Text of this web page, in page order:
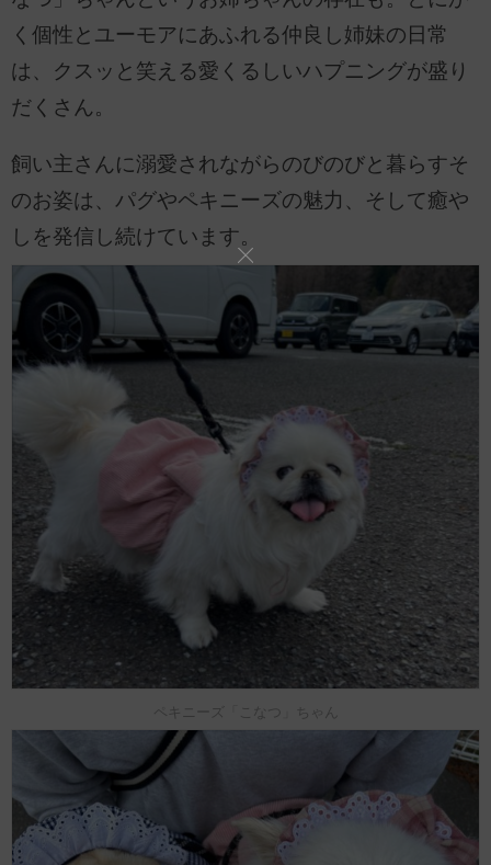
く個性とユーモアにあふれる仲良し姉妹の日常
は、クスッと笑える愛くるしいハプニングが盛り
だくさん。
飼い主さんに溺愛されながらのびのびと暮らすそ
のお姿は、パグやペキニーズの魅力、そして癒や
しを発信し続けています。
ペキニーズ「こなつ」ちゃん